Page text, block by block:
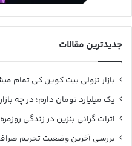
جدیدترین مقالات
بازار نزولی بیت کوین کی تمام
یک میلیارد تومان دارم؛ در چه
اثرات گرانی بنزین در زندگی
بررسی آخرین وضعیت تحریم